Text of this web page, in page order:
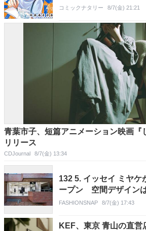
コミックナタリー 8/7(金) 21:21
青葉市子、短篇アニメーション映画『
リリース
CDJournal 8/7(金) 13:34
132 5. イッセイ ミヤケ
ープン 空間デザイン
FASHIONSNAP 8/7(金) 17:43
KEF、東京 青山の直